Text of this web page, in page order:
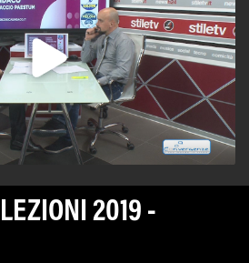
2019 -